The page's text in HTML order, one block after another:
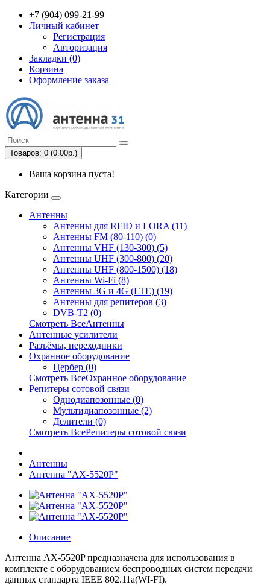
+7 (904) 099-21-99
Личный кабинет
Регистрация
Авторизация
Закладки (0)
Корзина
Оформление заказа
Товаров: 0 (0.00р.)
Ваша корзина пуста!
Категории
Антенны
Антенны для RFID и LORA (11)
Антенны FM (80-110) (0)
Антенны VHF (130-300) (5)
Антенны UHF (300-800) (20)
Антенны UHF (800-1500) (18)
Антенны Wi-Fi (8)
Антенны 3G и 4G (LTE) (19)
Антенны для репитеров (3)
DVB-T2 (0)
Смотреть ВсеАнтенны
Антенные усилители
Разъёмы, переходники
Охранное оборудование
Цербер (0)
Смотреть ВсеОхранное оборудование
Репитеры сотовой связи
Однодиапозонные (0)
Мультидиапозонные (2)
Делители (0)
Смотреть ВсеРепитеры сотовой связи
Антенны
Антенна "AX-5520P"
Описание
Антенна АX-5520P предназначена для использования в
комплекте с оборудованием беспроводных систем передачи
данных стандарта IEEE 802.11а(WI-FI).